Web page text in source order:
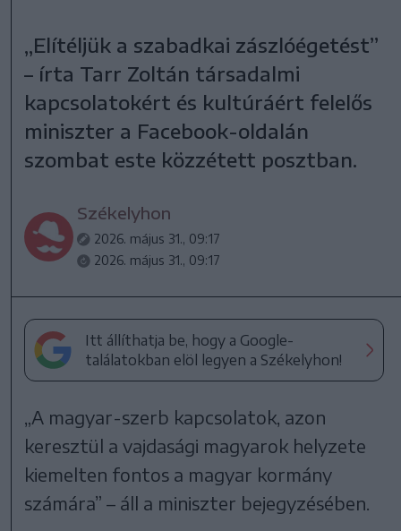
„Elítéljük a szabadkai zászlóégetést”
– írta Tarr Zoltán társadalmi
kapcsolatokért és kultúráért felelős
miniszter a Facebook-oldalán
szombat este közzétett posztban.
Székelyhon
2026. május 31., 09:17
2026. május 31., 09:17
Itt állíthatja be, hogy a Google-
találatokban elöl legyen a Székelyhon!
„A magyar-szerb kapcsolatok, azon
keresztül a vajdasági magyarok helyzete
kiemelten fontos a magyar kormány
számára” – áll a miniszter bejegyzésében.